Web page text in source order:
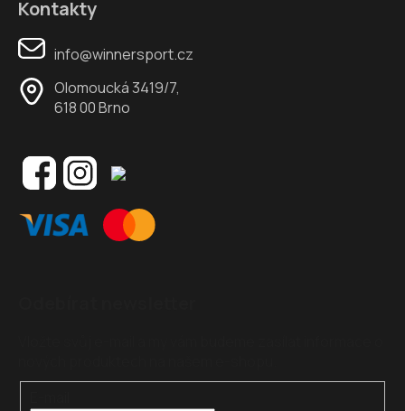
Kontakty
info@winnersport.cz
Olomoucká 3419/7,
618 00 Brno